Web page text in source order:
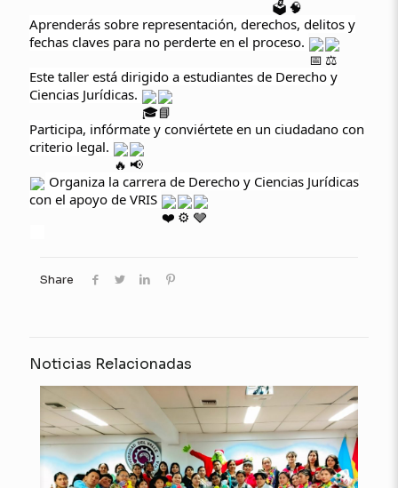
Aprenderás sobre representación, derechos, delitos y
fechas claves para no perderte en el proceso.
Este taller está dirigido a estudiantes de Derecho y
Ciencias Jurídicas.
Participa, infórmate y conviértete en un ciudadano con
criterio legal.
Organiza la carrera de Derecho y Ciencias Jurídicas
con el apoyo de VRIS
Share
Noticias Relacionadas